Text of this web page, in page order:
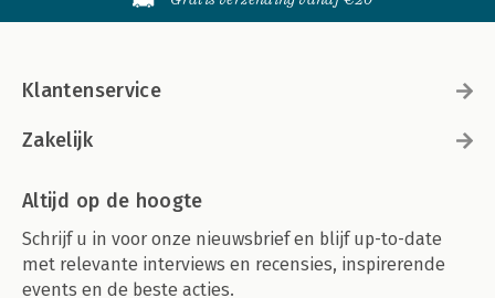
Klantenservice
Zakelijk
Altijd op de hoogte
Schrijf u in voor onze nieuwsbrief en blijf up-to-date
met relevante interviews en recensies, inspirerende
events en de beste acties.